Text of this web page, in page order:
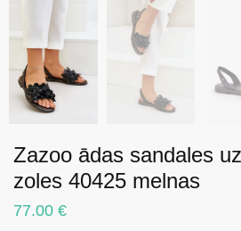
Zazoo ādas sandales
zoles 40425 melnas
77.00 €